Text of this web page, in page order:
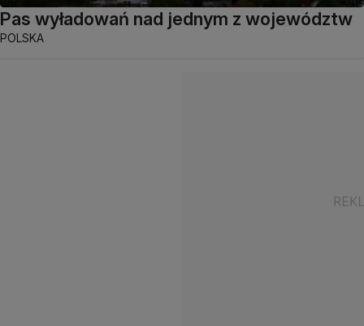
Pas wyładowań nad jednym z województw
POLSKA